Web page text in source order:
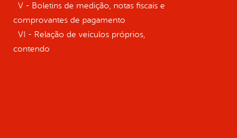
V - Boletins de medição, notas fiscais e
comprovantes de pagamento
VI - Relação de veículos próprios,
contendo